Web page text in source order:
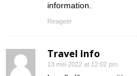
information.
Reageer
Travel Info
13 mei 2022 at 12:02 pm